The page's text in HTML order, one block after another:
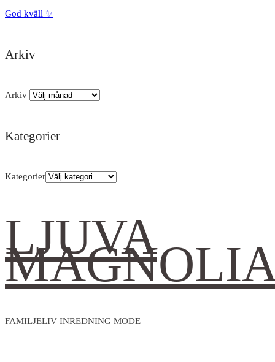
God kväll ✨
Arkiv
Arkiv
Kategorier
Kategorier
LJUVA
FAMILJELIV INREDNING MODE